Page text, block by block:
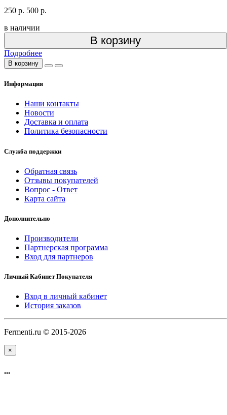
250 р. 500 р.
в наличии
В корзину
Подробнее
В корзину
Информация
Наши контакты
Новости
Доставка и оплата
Политика безопасности
Служба поддержки
Обратная связь
Отзывы покупателей
Вопрос - Ответ
Карта сайта
Дополнительно
Производители
Партнерская программа
Вход для партнеров
Личный Кабинет Покупателя
Вход в личный кабинет
История заказов
Fermenti.ru © 2015-2026
×
...